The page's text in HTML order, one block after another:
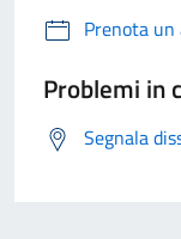
Prenota
Problemi in
Segnala